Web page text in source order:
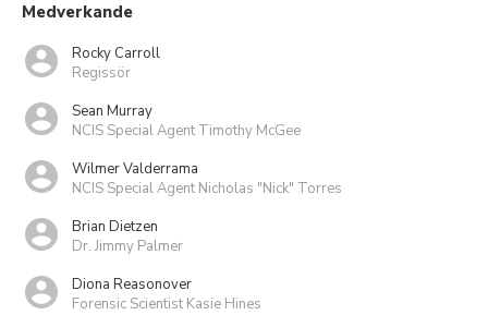
Medverkande
Rocky Carroll
Regissör
Sean Murray
NCIS Special Agent Timothy McGee
Wilmer Valderrama
NCIS Special Agent Nicholas "Nick" Torres
Brian Dietzen
Dr. Jimmy Palmer
Diona Reasonover
Forensic Scientist Kasie Hines